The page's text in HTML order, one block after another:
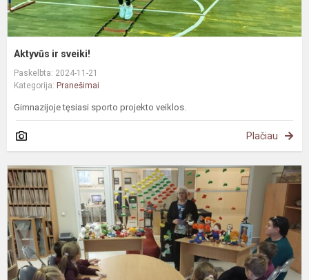
Aktyvūs ir sveiki!
Paskelbta: 2024-11-21
Kategorija: Pranešimai
Gimnazijoje tęsiasi sporto projekto veiklos.
Plačiau